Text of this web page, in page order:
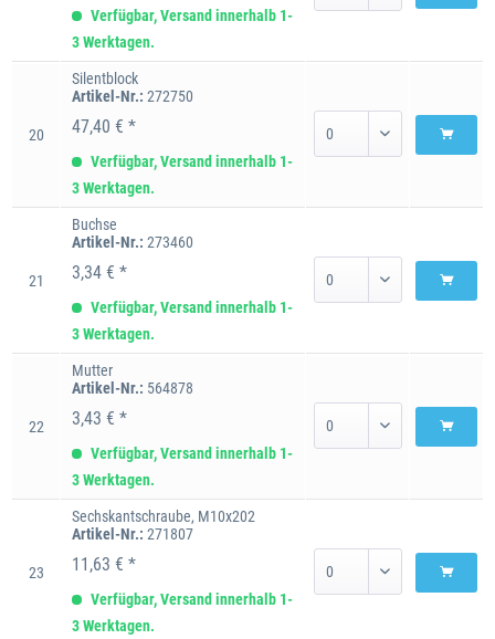
Verfügbar, Versand innerhalb 1-
3 Werktagen.
20
Silentblock
Artikel-Nr.: 272750
47,40 € *
Verfügbar, Versand innerhalb 1-
3 Werktagen.
21
Buchse
Artikel-Nr.: 273460
3,34 € *
Verfügbar, Versand innerhalb 1-
3 Werktagen.
22
Mutter
Artikel-Nr.: 564878
3,43 € *
Verfügbar, Versand innerhalb 1-
3 Werktagen.
23
Sechskantschraube, M10x202
Artikel-Nr.: 271807
11,63 € *
Verfügbar, Versand innerhalb 1-
3 Werktagen.